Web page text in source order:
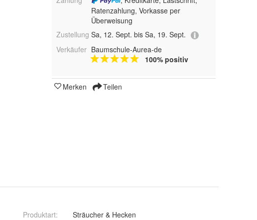
Ratenzahlung, Vorkasse per
Überweisung
Zustellung Sa, 12. Sept. bis Sa, 19. Sept.
Verkäufer Baumschule-Aurea-de
100% positiv
Merken Teilen
Produktart: Sträucher & Hecken